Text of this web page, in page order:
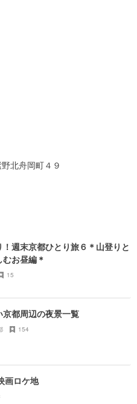
北舟岡町４９
週末京都ひとり旅６＊山登りと
お昼編＊
15
都周辺の夜景一覧
154
画ロケ地